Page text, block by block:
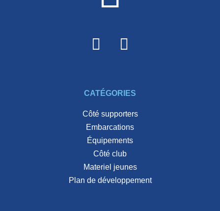
CATÉGORIES
côté supporters
embarcations
équipements
côté club
materiel jeunes
plan de développement